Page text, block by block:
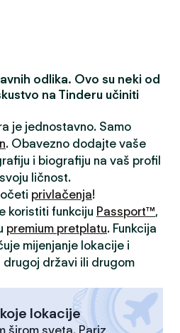
odlika. Ovo su neki od
na Tinderu učiniti
je jednostavno. Samo
. Obavezno dodajte vaše
i biografiju na vaš profil
ličnost.
privlačenja!
koristiti funkciju Passport™,
premium pretplatu. Funkcija
mijenjanje lokacije i
državi ili drugom
lokacije
širom sveta. Pariz,